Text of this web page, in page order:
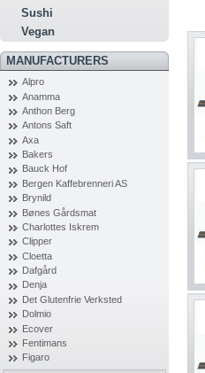
Sushi
Vegan
MANUFACTURERS
Alpro
Anamma
Anthon Berg
Antons Saft
Axa
Bakers
Bauck Hof
Bergen Kaffebrenneri AS
Brynild
Bønes Gårdsmat
Charlottes Iskrem
Clipper
Cloetta
Dafgård
Denja
Det Glutenfrie Verksted
Dolmio
Ecover
Fentimans
Figaro